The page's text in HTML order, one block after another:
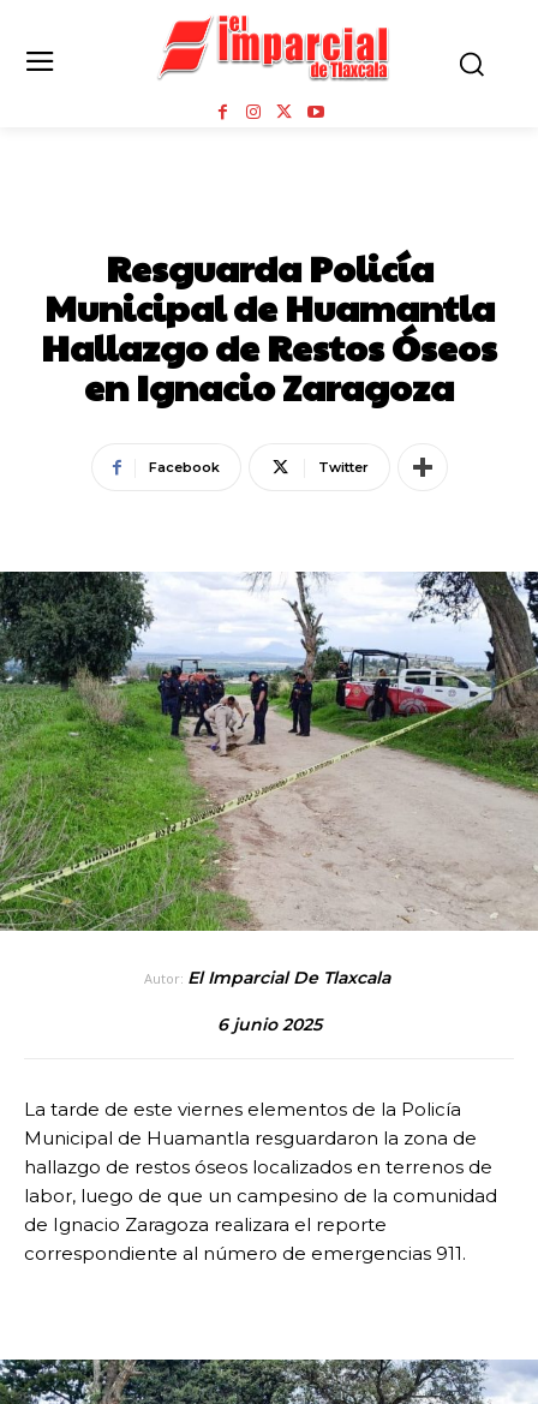
Resguarda Policía
Municipal de Huamantla
Hallazgo de Restos Óseos
en Ignacio Zaragoza
Facebook Twitter
Autor: El Imparcial De Tlaxcala
6 junio 2025
La tarde de este viernes elementos de la Policía
Municipal de Huamantla resguardaron la zona de
hallazgo de restos óseos localizados en terrenos de
labor, luego de que un campesino de la comunidad
de Ignacio Zaragoza realizara el reporte
correspondiente al número de emergencias 911.